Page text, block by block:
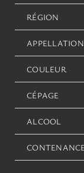
RÉGION
APPELLATION
COULEUR
CÉPAGE
ALCOOL